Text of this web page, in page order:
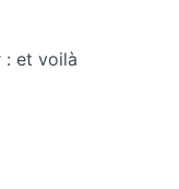
: et voilà